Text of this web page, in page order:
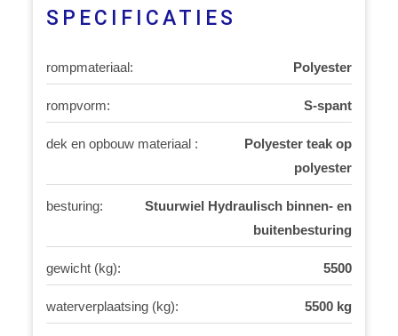
SPECIFICATIES
rompmateriaal: Polyester
rompvorm: S-spant
dek en opbouw materiaal :
Polyester teak op
polyester
besturing:
Stuurwiel Hydraulisch binnen- en
buitenbesturing
gewicht (kg): 5500
waterverplaatsing (kg): 5500 kg